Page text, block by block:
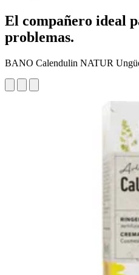
El compañero ideal
problemas.
BANO Calendulin NATUR